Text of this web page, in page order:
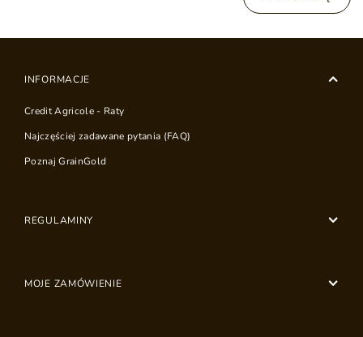
INFORMACJE
Credit Agricole - Raty
Najczęściej zadawane pytania (FAQ)
Poznaj GrainGold
REGULAMINY
MOJE ZAMÓWIENIE